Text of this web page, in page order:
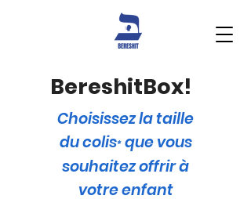
BereshitBox!
Choisissez la taille
ducolis*que vous
souhaitez offrir à
votre enfant